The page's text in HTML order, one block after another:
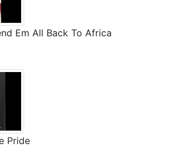
Em All Back To Africa
Pride